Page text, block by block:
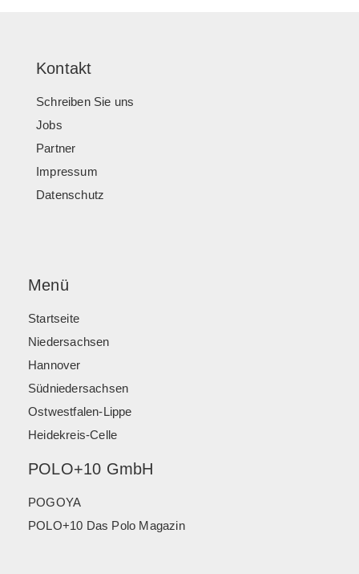
Kontakt
Schreiben Sie uns
Jobs
Partner
Impressum
Datenschutz
Menü
Startseite
Niedersachsen
Hannover
Südniedersachsen
Ostwestfalen-Lippe
Heidekreis-Celle
POLO+10 GmbH
POGOYA
POLO+10 Das Polo Magazin